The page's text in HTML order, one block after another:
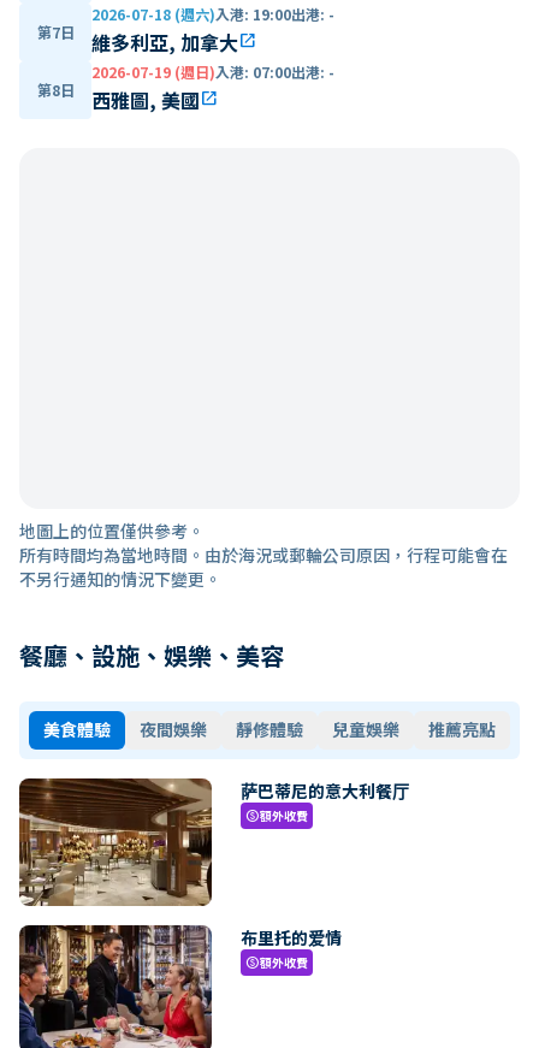
第7日
2026-07-18 (週六)入港: 19:00出港: -
維多利亞, 加拿大open_in_new
第8日
2026-07-19 (週日)入港: 07:00出港: -
西雅圖, 美國open_in_new
地圖上的位置僅供參考。
所有時間均為當地時間。由於海況或郵輪公司原因，行程可能會在
不另行通知的情況下變更。
餐廳、設施、娛樂、美容
美食體驗 夜間娛樂 靜修體驗 兒童娛樂 推薦亮點
萨巴蒂尼的意大利餐厅
paid額外收費
布里托的爱情
paid額外收費